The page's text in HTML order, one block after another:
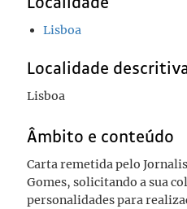
Lisboa
Localidade
Lisboa
Âmbito e conteúdo
Carta remetida pelo
Gomes, solicitando a sua
personalidades para